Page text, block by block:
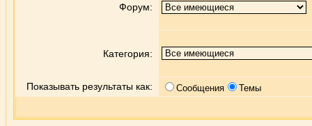
Форум:
Категория:
Показывать результаты как: Сообщения Темы